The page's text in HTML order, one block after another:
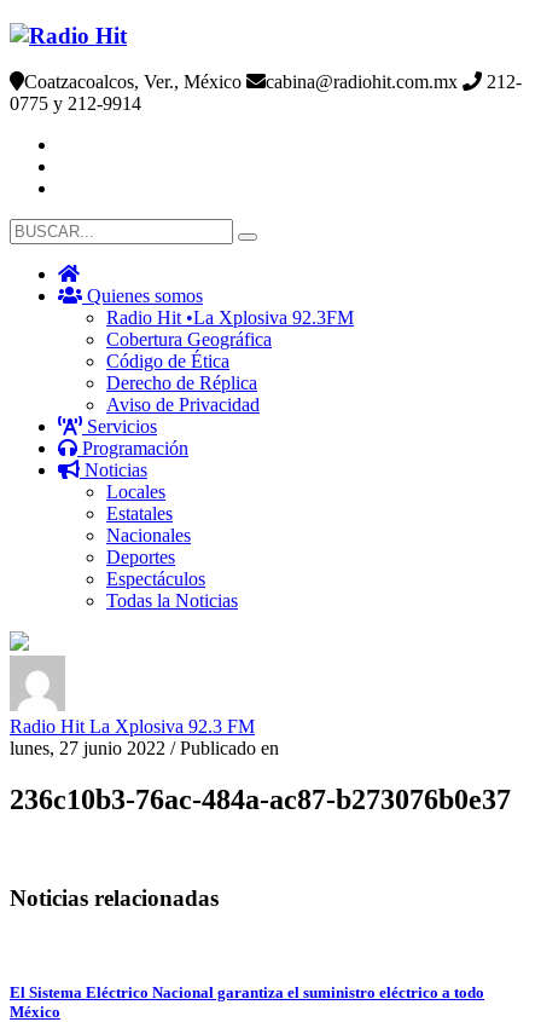
Coatzacoalcos, Ver., México cabina@radiohit.com.mx
212-
0775 y 212-9914
Quienes somos
Radio Hit •La Xplosiva 92.3FM
Cobertura Geográfica
Código de Ética
Derecho de Réplica
Aviso de Privacidad
Servicios
Programación
Noticias
Locales
Estatales
Nacionales
Deportes
Espectáculos
Todas la Noticias
Radio Hit La Xplosiva 92.3 FM
lunes, 27 junio 2022 /Publicado en
236c10b3-76ac-484a-ac87-b273076b0e37
Noticias relacionadas
El Sistema Eléctrico Nacional garantiza el suministro eléctrico a todo
México